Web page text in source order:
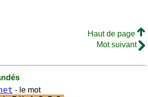
Haut de page
Mot suivant
- le mot